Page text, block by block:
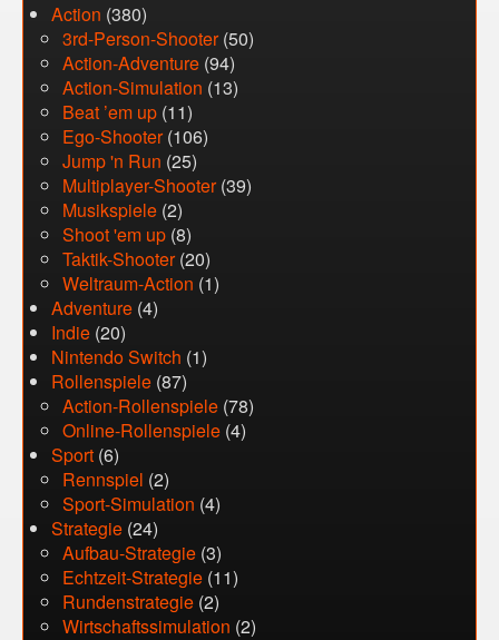
Action (380)
3rd-Person-Shooter(50)
Action-Adventure (94)
Action-Simulation (13)
Beat ’em up (11)
Ego-Shooter(106)
Jump 'n Run (25)
Multiplayer-Shooter(39)
Musikspiele (2)
Shoot 'em up (8)
Taktik-Shooter(20)
Weltraum-Action (1)
Adventure (4)
Indie (20)
Nintendo Switch (1)
Rollenspiele (87)
Action-Rollenspiele (78)
Online-Rollenspiele (4)
Sport (6)
Rennspiel (2)
Sport-Simulation (4)
Strategie (24)
Aufbau-Strategie (3)
Echtzeit-Strategie (11)
Rundenstrategie (2)
Wirtschaftssimulation (2)